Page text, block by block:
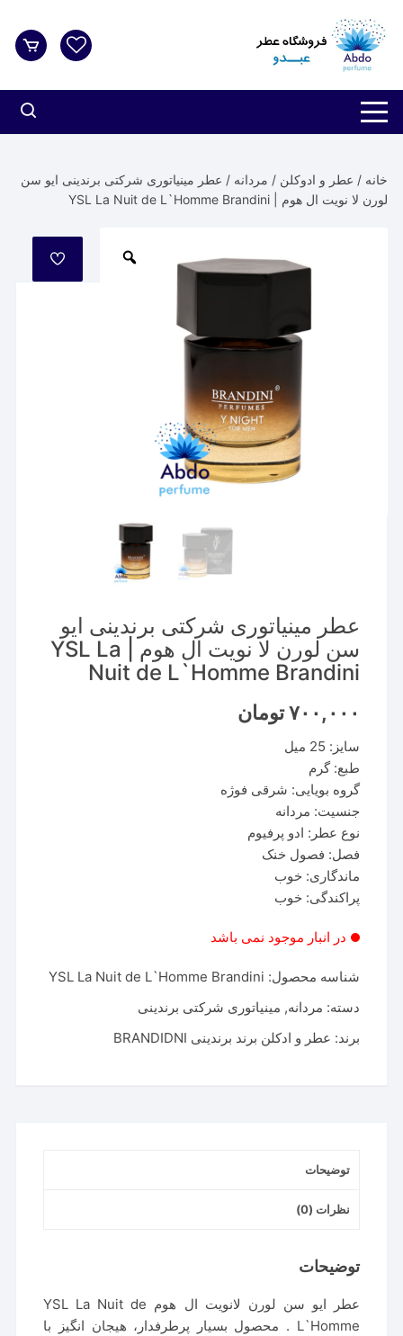
شدن
خانه / عطر و ادوکلن / مردانه / عطر مینیاتوری شرکتی برندینی ایو سن
لورن لا نویت ال هوم | YSL La Nuit de L`Homme Brandini
مورد
علاقه
عطر مینیاتوری شرکتی برندینی ایو
سن لورن لا نویت ال هوم | YSL La
Nuit de L`Homme Brandini
۷۰۰,۰۰۰ تومان
سایز: 25 میل
طبع: گرم
گروه بویایی: شرقی فوژه
جنسیت: مردانه
نوع عطر: ادو پرفیوم
فصل: فصول خنک
ماندگاری: خوب
پراکندگی: خوب
در انبار موجود نمی باشد
شناسه محصول: YSL La Nuit de L`Homme Brandini
دسته: مردانه, مینیاتوری شرکتی برندینی
برند: عطر و ادکلن برند برندینی BRANDIDNI
توضیحات
نظرات (0)
توضیحات
عطر ایو سن لورن لانویت ال هوم YSL La Nuit de
L`Homme . محصول بسیار پرطرفدار، هیجان انگیز با